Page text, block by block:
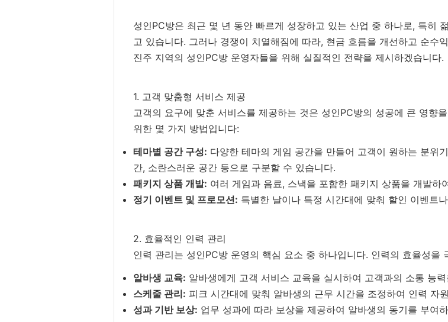
성인PC방은 최근 몇 년 동안 빠르게 성장하고 있는 산업 중 하나로, 특히
고 있습니다. 그러나 경쟁이 치열해짐에 따라, 현금 흐름을 개선하고 순수
진주 지역의 성인PC방 운영자들을 위해 실질적인 전략을 제시하겠습니다.
1. 고객 맞춤형 서비스 제공
고객의 요구에 맞춘 서비스를 제공하는 것은 성인PC방의 성공에 큰 영향
위한 몇 가지 방법입니다:
테마별 공간 구성: 다양한 테마의 게임 공간을 만들어 고객이 원하는 분위
간, 소란스러운 공간 등으로 구분할 수 있습니다.
패키지 상품 개발: 여러 게임과 음료, 스낵을 포함한 패키지 상품을 개발하
정기 이벤트 및 프로모션: 특별한 날이나 특정 시간대에 맞춰 할인 이벤트
2. 효율적인 인력 관리
인력 관리는 성인PC방 운영의 핵심 요소 중 하나입니다. 인력의 효율성을
알바생 교육: 알바생에게 고객 서비스 교육을 실시하여 고객과의 소통 능
스케줄 관리: 피크 시간대에 맞춰 알바생의 근무 시간을 조정하여 인력 자
성과 기반 보상: 업무 성과에 따라 보상을 제공하여 알바생의 동기를 부여